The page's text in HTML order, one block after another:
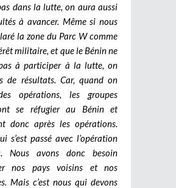
dans la lutte, on aura aussi
à avancer. Même si nous
la zone du Parc W comme
militaire, et que le Bénin ne
pas à participer à la lutte, on
de résultats. Car, quand on
opérations, les groupes
se réfugier au Bénin et
donc après les opérations.
s’est passé avec l’opération
Nous avons donc besoin
nos pays voisins et nos
Mais c’est nous qui devons